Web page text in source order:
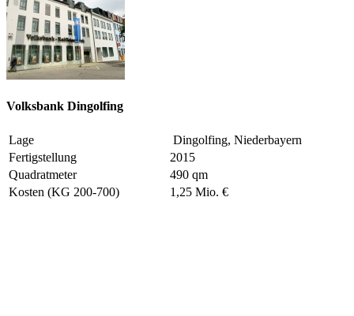
Volksbank Dingolfing
Lage
Dingolfing, Niederbayern
Fertigstellung
2015
Quadratmeter
490 qm
Kosten (KG 200-700)
1,25 Mio. €